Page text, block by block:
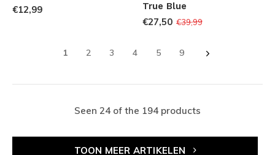
€12,99
True Blue
€27,50 €39,99
1 2 3 4 5 9
Seen 24 of the 194 products
TOON MEER ARTIKELEN